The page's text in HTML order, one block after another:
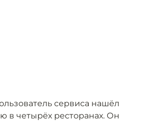
сервиса нашёл
в четырёх ресторанах. Он